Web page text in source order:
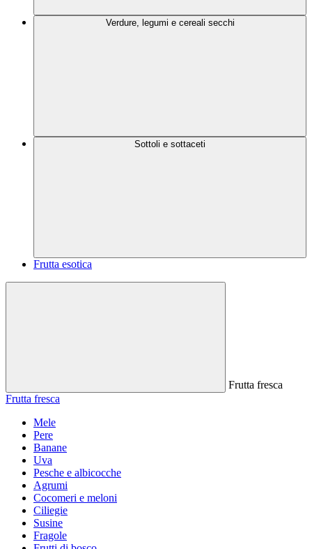
Verdure, legumi e cereali secchi
Sottoli e sottaceti
Frutta esotica
Frutta fresca
Frutta fresca
Mele
Pere
Banane
Uva
Pesche e albicocche
Agrumi
Cocomeri e meloni
Ciliegie
Susine
Fragole